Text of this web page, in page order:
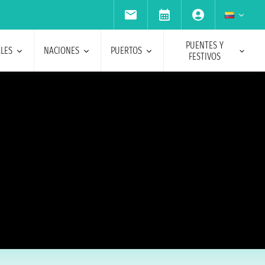
NACIONES PUERTOS
PUENTES Y
FESTIVOS